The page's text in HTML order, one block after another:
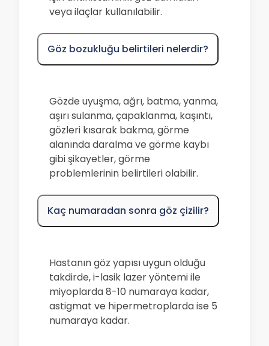
veya ilaçlar kullanılabilir.
Göz bozukluğu belirtileri nelerdir?
Gözde uyuşma, ağrı, batma, yanma,
aşırı sulanma, çapaklanma, kaşıntı,
gözleri kısarak bakma, görme
alanında daralma ve görme kaybı
gibi şikayetler, görme
problemlerinin belirtileri olabilir.
Kaç numaradan sonra göz çizilir?
Hastanın göz yapısı uygun olduğu
takdirde, i-lasik lazer yöntemi ile
miyoplarda 8-10 numaraya kadar,
astigmat ve hipermetroplarda ise 5
numaraya kadar.